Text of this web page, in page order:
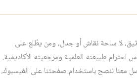
لا ساحة نقاش أو جدل، ومن يطّلع على
احترام طبيعته العلمية ومرجعيته الأكاديمية.
معنا ننصح باستخدام صفحتنا على الفيسبوك.